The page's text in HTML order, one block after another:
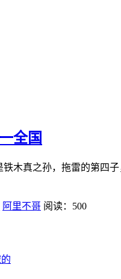
全国
木真之孙，拖雷的第四
阿里不哥 阅读：500